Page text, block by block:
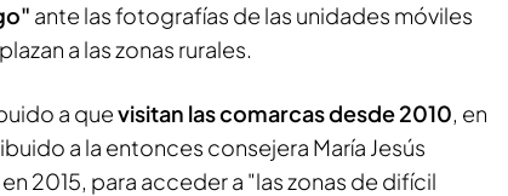
ante las fotografías de las unidades móviles
a las zonas rurales.
a quevisitan las comarcas desde 2010, en
a la entonces consejera María Jesús
2015, para acceder a "las zonas de difícil